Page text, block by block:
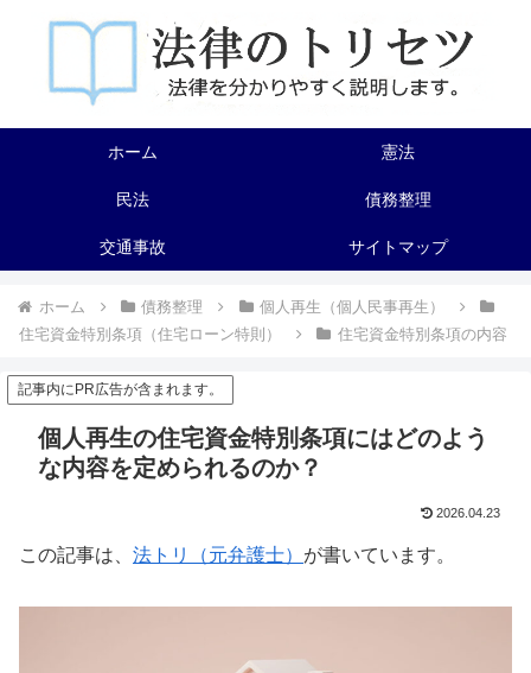
ホーム 憲法
民法 債務整理
交通事故 サイトマップ
ホーム 債務整理
個人再生（個人民事再生）
住宅資金特別条項（住宅ローン特則）
住宅資金特別条項の内容
記事内にPR広告が含まれます。
個人再生の住宅資金特別条項にはどのよう
な内容を定められるのか？
2026.04.23
この記事は、 法トリ（元弁護士） が書いています。